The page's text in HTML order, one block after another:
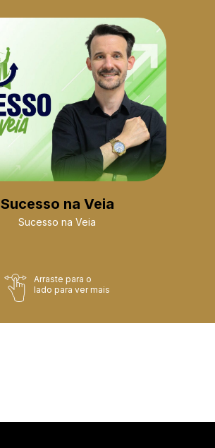
Sucesso na Veia
Sucesso na Veia
Arraste para o
lado para ver mais